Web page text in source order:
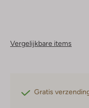
Vergelijkbare items
Gratis